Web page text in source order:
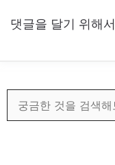
댓글을 달기 위해
색